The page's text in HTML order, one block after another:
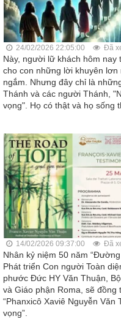
24/02/2026 22:05:00 Đã
Này, người lữ khách hôm nay
cho con những lời khuyên
ngắm. Nhưng đây chỉ là
Thánh và các người Thánh,
vọng". Họ có thật và họ sống
14/02/2026 09:37:00 Đã
Nhân kỷ niệm 50 năm
Phát triển Con người Toàn
phước Đức HY Văn Thuận,
và Giáo phận Roma, sẽ
“Phanxicô Xaviê Nguyễn
vọng”.